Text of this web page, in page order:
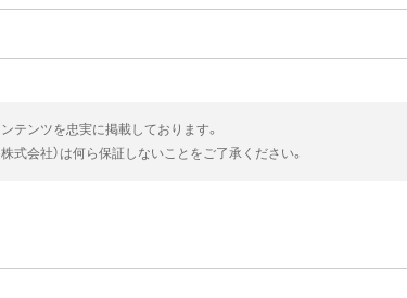
テンツを忠実に掲載しております。
式会社）は何ら保証しないことをご了承ください。